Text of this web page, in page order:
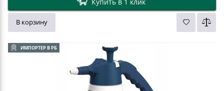
В корзину
ИМПОРТЕР В РБ